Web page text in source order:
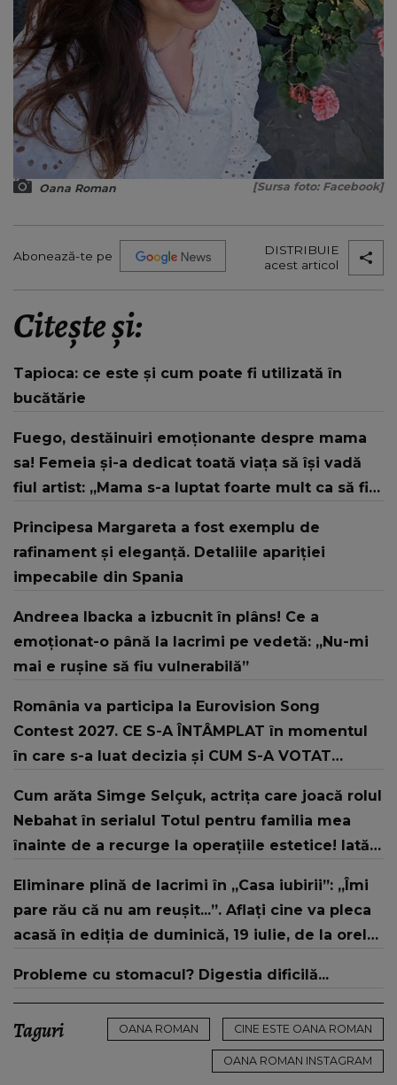
Oana Roman [Sursa foto: Facebook]
Abonează-te pe
DISTRIBUIE
acest articol
Citește și:
Tapioca: ce este și cum poate fi utilizată în
bucătărie
Fuego, destăinuiri emoționante despre mama
sa! Femeia și-a dedicat toată viața să își vadă
fiul artist: „Mama s-a luptat foarte mult ca să fiu
Principesa Margareta a fost exemplu de
rafinament și eleganță. Detaliile apariției
impecabile din Spania
Andreea Ibacka a izbucnit în plâns! Ce a
emoționat-o până la lacrimi pe vedetă: „Nu-mi
mai e rușine să fiu vulnerabilă”
România va participa la Eurovision Song
Contest 2027. CE S-A ÎNTÂMPLAT în momentul
în care s-a luat decizia și CUM S-A VOTAT
strategic de..."
Cum arăta Simge Selçuk, actrița care joacă rolul
Nebahat în serialul Totul pentru familia mea
înainte de a recurge la operațiile estetice! Iată
„Tinerețe rebelă”
Eliminare plină de lacrimi în „Casa iubirii”: „Îmi
pare rău că nu am reușit...”. Aflați cine va pleca
acasă în ediția de duminică, 19 iulie, de la orele
Probleme cu stomacul? Digestia dificilă...
Taguri OANA ROMAN CINE ESTE OANA ROMAN
OANA ROMAN INSTAGRAM